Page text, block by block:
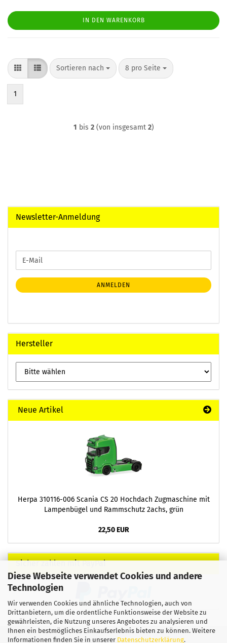
Diese Webseite verwendet Cookies und andere
Technologien
Wir verwenden Cookies und ähnliche Technologien, auch von
Drittanbietern, um die ordentliche Funktionsweise der Website zu
gewährleisten, die Nutzung unseres Angebotes zu analysieren und
Ihnen ein bestmögliches Einkaufserlebnis bieten zu können. Weitere
Informationen finden Sie in unserer Datenschutzerklärung.
IN DEN WARENKORB
Sortieren nach
Sortieren nach 8 pro Seite
pro Seite
1
1 bis 2(von insgesamt 2)
Newsletter-Anmeldung
ZUR
ANMELDUNG
E-
Mail
ANMELDEN
Hersteller
Neue Artikel
Herpa 310116-006 Scania CS 20 Hochdach Zugmaschine mit
Lampenbügel und Rammschutz 2achs, grün
22,50 EUR
Sicher zahlen mit PayPal
Impressum Kontakt Widerrufsrecht AGB